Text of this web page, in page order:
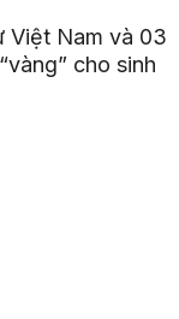
Việt Nam và 03
cho sinh